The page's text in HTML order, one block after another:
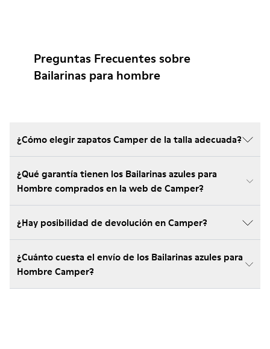
Preguntas Frecuentes sobre
Bailarinas para hombre
¿Cómo elegir zapatos Camper de la talla adecuada?
¿Qué garantía tienen los Bailarinas azules para
Hombre comprados en la web de Camper?
¿Hay posibilidad de devolución en Camper?
¿Cuánto cuesta el envío de los Bailarinas azules para
Hombre Camper?